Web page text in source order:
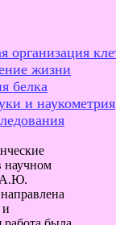
организация
жизни
белка
и наукометрия
научном
А.Ю.
и